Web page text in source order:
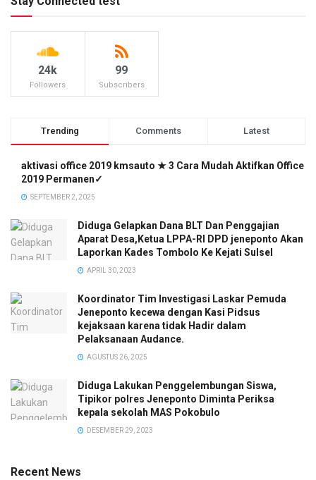
24k
Followers
99
Subscribers
Trending Comments Latest
aktivasi office 2019 kmsauto ★ 3 Cara Mudah Aktifkan Office
2019 Permanen✓
SEPTEMBER 2, 2025
Diduga Gelapkan Dana BLT Dan Penggajian
Aparat Desa,Ketua LPPA-RI DPD jeneponto Akan
Laporkan Kades Tombolo Ke Kejati Sulsel
APRIL 30, 2023
Koordinator Tim Investigasi Laskar Pemuda
Jeneponto kecewa dengan Kasi Pidsus
kejaksaan karena tidak Hadir dalam
Pelaksanaan Audance.
AGUSTUS 26, 2025
Diduga Lakukan Penggelembungan Siswa,
Tipikor polres Jeneponto Diminta Periksa
kepala sekolah MAS Pokobulo
DESEMBER 29, 2023
Recent News